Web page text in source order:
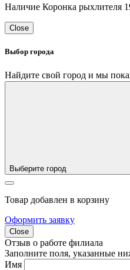
Наличие Коронка рыхлителя
Close
Выбор города
Найдите свой город и мы
Выберите город
Товар добавлен в корзину
Оформить заявку
Close
Отзыв о работе филиала
Заполните поля, указанные
Имя